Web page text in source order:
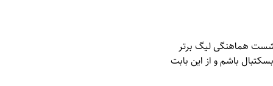
هماهنگی لیگ برتر
باشم و از این بابت